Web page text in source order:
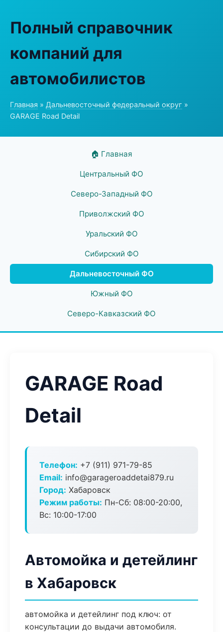
Полный справочник
компаний для
автомобилистов
Главная » Дальневосточный федеральный округ »
GARAGE Road Detail
🏠 Главная
Центральный ФО
Северо-Западный ФО
Приволжский ФО
Уральский ФО
Сибирский ФО
Дальневосточный ФО
Южный ФО
Северо-Кавказский ФО
GARAGE Road
Detail
Телефон: +7 (911) 971-79-85
Email: info@garageroaddetai879.ru
Город: Хабаровск
Режим работы: Пн-Сб: 08:00-20:00,
Вс: 10:00-17:00
Автомойка и детейлинг
в Хабаровск
автомойка и детейлинг под ключ: от
консультации до выдачи автомобиля.